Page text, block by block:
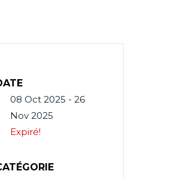
08 Oct 2025 - 26
Nov 2025
Expiré!